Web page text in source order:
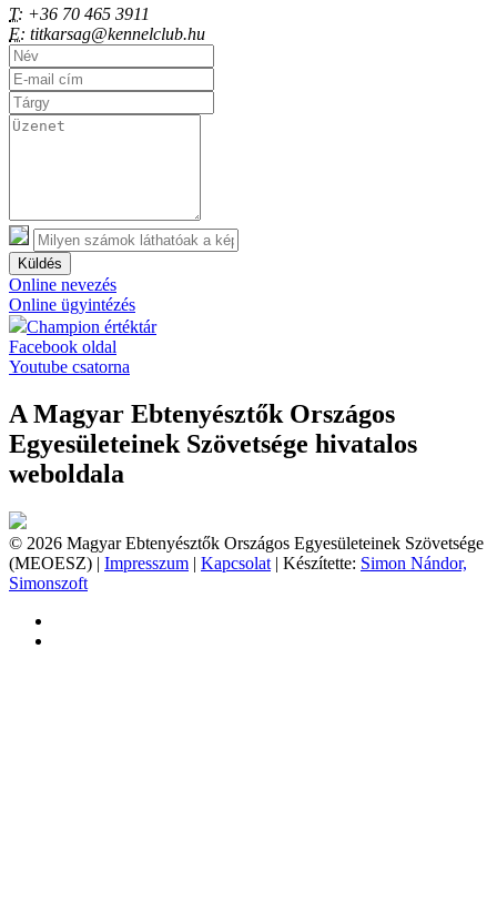
T: +36 70 465 3911
E: titkarsag@kennelclub.hu
Küldés
Online nevezés
Online ügyintézés
Champion értéktár
Facebook oldal
Youtube csatorna
A Magyar Ebtenyésztők Országos
Egyesületeinek Szövetsége hivatalos
weboldala
© 2026 Magyar Ebtenyésztők Országos Egyesületeinek Szövetsége
(MEOESZ) | Impresszum | Kapcsolat | Készítette: Simon Nándor,
Simonszoft